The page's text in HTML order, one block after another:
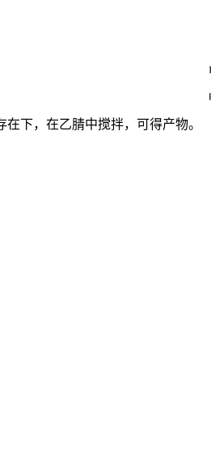
下，在乙腈中搅拌，可得产物。